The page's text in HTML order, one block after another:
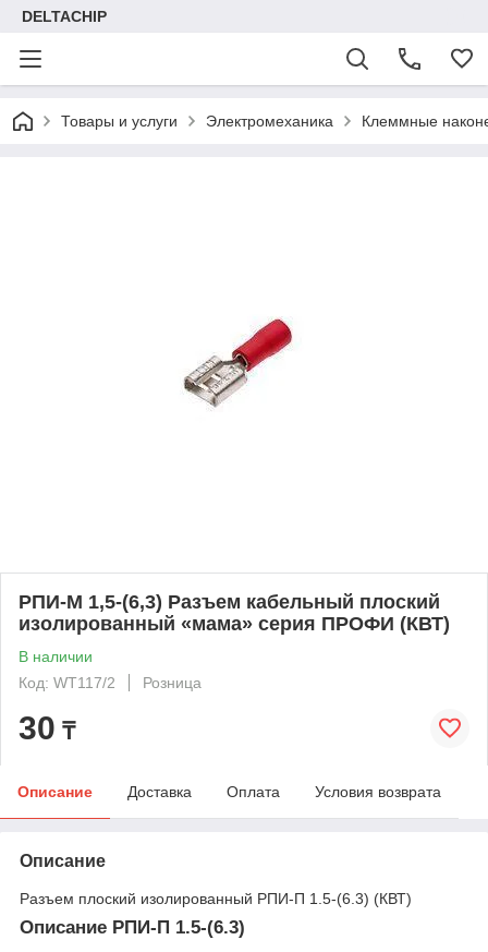
DELTACHIP
Товары и услуги Электромеханика Клеммные
РПИ-М 1,5-(6,3) Разъем кабельный плоский
изолированный «мама» серия ПРОФИ (КВТ)
В наличии
Код: WT117/2
Розница
30 ₸
Описание Доставка Оплата Условия возврата
Описание
Разъем плоский изолированный РПИ-П 1.5-(6.3) (КВТ)
Описание РПИ-П 1.5-(6.3)